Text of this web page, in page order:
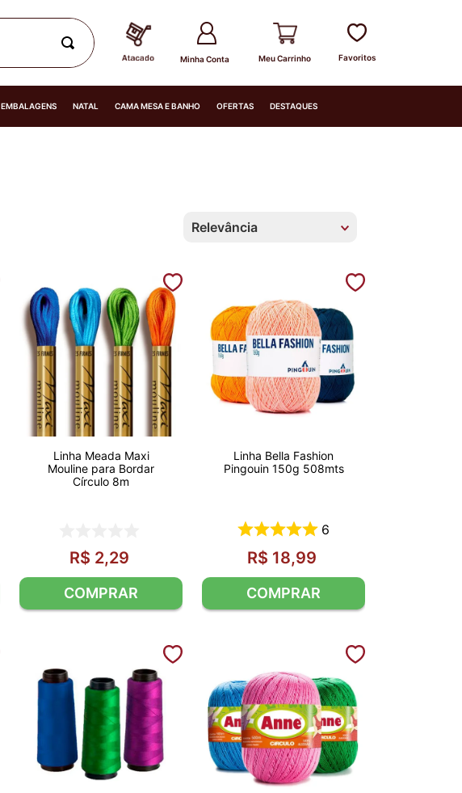
Minha Conta
EMBALAGENS NATAL CAMA MESA E BANHO OFERTAS DESTAQUES
Relevância
Linha Meada Maxi
Mouline para Bordar
Círculo 8m
R$ 2,29
COMPRAR
Linha Bella Fashion
Pingouin 150g 508mts
6
R$ 18,99
COMPRAR